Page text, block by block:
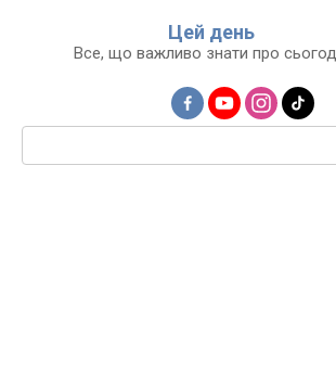
Цей день
Все, що важливо знати про
Пошук: